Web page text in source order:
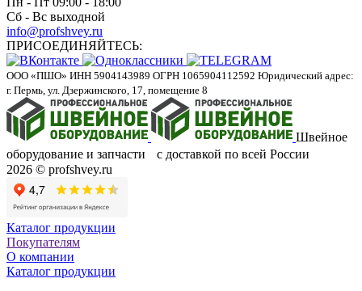
Сб - Вс выходной
info@profshvey.ru
ПРИСОЕДИНЯЙТЕСЬ:
ООО «ПШО» ИНН 5904143989 ОГРН 1065904112592 Юридический адрес:
г. Пермь, ул. Дзержинского, 17, помещение 8
Швейное
оборудование и запчасти с доставкой по всей России
2026 © profshvey.ru
Каталог продукции
Покупателям
О компании
Каталог продукции